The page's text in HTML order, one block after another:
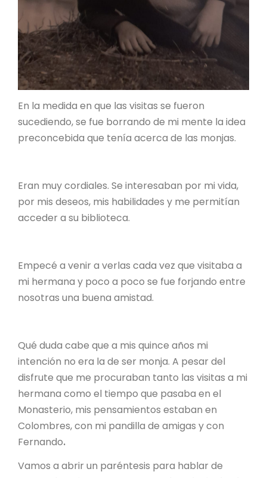
En la medida en que las visitas se fueron
sucediendo, se fue borrando de mi mente la idea
preconcebida que tenía acerca de las monjas.
Eran muy cordiales. Se interesaban por mi vida,
por mis deseos, mis habilidades y me permitían
acceder a su biblioteca.
Empecé a venir a verlas cada vez que visitaba a
mi hermana y poco a poco se fue forjando entre
nosotras una buena amistad.
Qué duda cabe que a mis quince años mi
intención no era la de ser monja. A pesar del
disfrute que me procuraban tanto las visitas a mi
hermana como el tiempo que pasaba en el
Monasterio, mis pensamientos estaban en
Colombres, con mi pandilla de amigas y con
Fernando.
Vamos a abrir un paréntesis para hablar de